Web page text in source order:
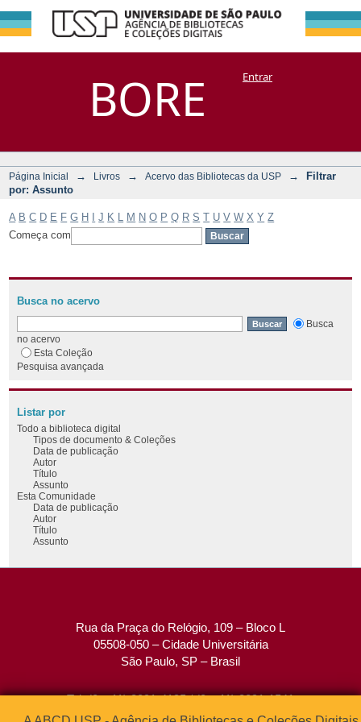
BORE
Filtrar por:
Assunto
DSpace/Manakin + CoriscoEntrar
Página Inicial → Livros → Acervo das Bibliotecas da USP →
Filtrar
por: Assunto
A B C D E F G H J K M N O P Q R S T U V W X Y Z
Começa com
Busca no acervo
Busca
no acervo
Esta Coleção
Pesquisa avançada
Listar por
Todo a biblioteca digital
Tipos de documento & Coleções
Data de publicação
Autor
Título
Assunto
Esta Comunidade
Data de publicação
Autor
Título
Assunto
Rua da Praça do Relógio, 109 – Bloco L
05508-050 – Cidade Universitária
São Paulo, SP – Brasil
Tel: (0xx11) 3091-4195 / (0xx11) 3091-1541
Fax: (0xx11) 3091-1567